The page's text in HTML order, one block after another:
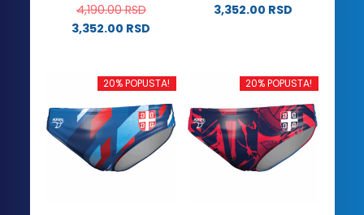
4,190.00RSD
3,352.00 RSD
ima
varijanti.
Opcije
mogu
biti
3,352.00 RSD
više
varijanti.
Opcije
mogu
biti
izabrane
20% POPUSTA! 20% POPUSTA!